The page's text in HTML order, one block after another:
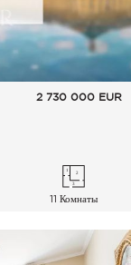
2 730 000 EUR
11 Комнаты